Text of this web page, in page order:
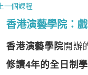
一個課程
香港演藝學院：
香港演藝學院開辦
修讀4年的全日制